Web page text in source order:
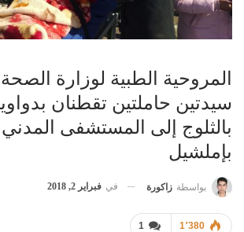
المروحية الطبية لوزارة
سيدتين حاملتين تقطنان
بالثلوج إلى المستشفى المدني
بإملشيل
بواسطة زاكورة في فبراير 2, 2018
1 1٬380